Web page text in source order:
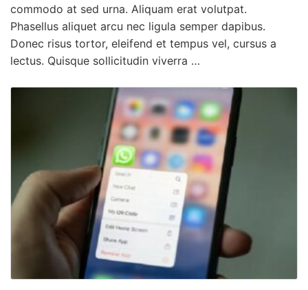
commodo at sed urna. Aliquam erat volutpat.
Phasellus aliquet arcu nec ligula semper dapibus.
Donec risus tortor, eleifend et tempus vel, cursus a
lectus. Quisque sollicitudin viverra …